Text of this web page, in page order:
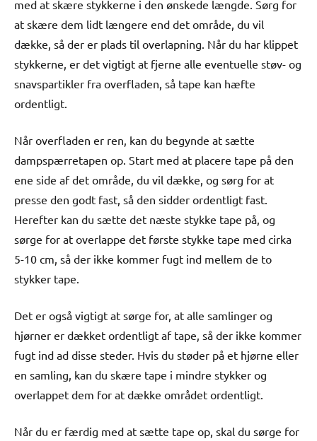
med at skære stykkerne i den ønskede længde. Sørg for
at skære dem lidt længere end det område, du vil
dække, så der er plads til overlapning. Når du har klippet
stykkerne, er det vigtigt at fjerne alle eventuelle støv- og
snavspartikler fra overfladen, så tape kan hæfte
ordentligt.
Når overfladen er ren, kan du begynde at sætte
dampspærretapen op. Start med at placere tape på den
ene side af det område, du vil dække, og sørg for at
presse den godt fast, så den sidder ordentligt fast.
Herefter kan du sætte det næste stykke tape på, og
sørge for at overlappe det første stykke tape med cirka
5-10 cm, så der ikke kommer fugt ind mellem de to
stykker tape.
Det er også vigtigt at sørge for, at alle samlinger og
hjørner er dækket ordentligt af tape, så der ikke kommer
fugt ind ad disse steder. Hvis du støder på et hjørne eller
en samling, kan du skære tape i mindre stykker og
overlappet dem for at dække området ordentligt.
Når du er færdig med at sætte tape op, skal du sørge for